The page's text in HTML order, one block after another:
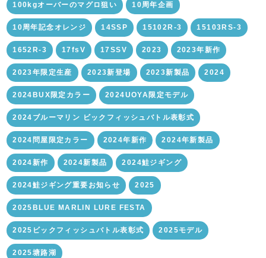
100kgオーバーのマグロ狙い 10周年企画
10周年記念オレンジ 14SSP 15102R-3 15103RS-3
1652R-3 17fsV 17SSV 2023 2023年新作
2023年限定生産 2023新登場 2023新製品 2024
2024BUX限定カラー 2024UOYA限定モデル
2024ブルーマリン ビックフィッシュバトル表彰式
2024問屋限定カラー 2024年新作 2024年新製品
2024新作 2024新製品 2024鮭ジギング
2024鮭ジギング重要お知らせ 2025
2025BLUE MARLIN LURE FESTA
2025ビックフィッシュバトル表彰式 2025モデル
2025塘路湖